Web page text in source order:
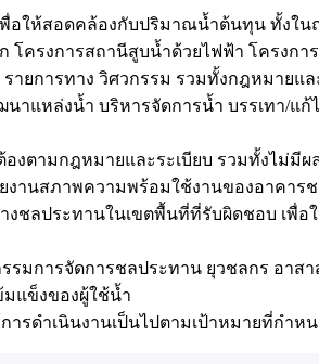
อให้สอดคล้องกับปริมาณน้ำต้นทุน ทั้งใ
ครงการสถานีสูบน้ำด้วยไฟฟ้า โครงกา
ยการทาง วิศวกรรม รวมทั้งกฎหมายแล
าแหล่งน้ำ บริหารจัดการน้ำ บรรเทา/
งตามกฎหมายและระเบียบ รวมทั้งไม่มี
งานสภาพความพร้อมใช้งานของอาคาร
ลประทานในเขตพื้นที่ที่รับผิดชอบ เพื่อ
มการจัดการชลประทาน ยุวชลกร อาส
มแข็งของผู้ใช้น้ำ
รดำเนินงานเป็นไปตามเป้าหมายที่กำห